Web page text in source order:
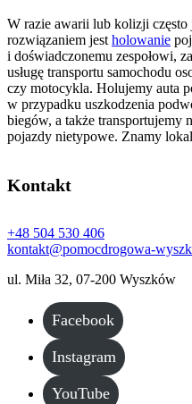
W razie awarii lub kolizji często
rozwiązaniem jestholowanie
i doświadczonemu zespołowi,
usługę transportu samochodu
czy motocykla. Holujemy auta
w przypadku uszkodzenia
biegów, a także transportujemy
pojazdy nietypowe. Znamy
Kontakt
+48 504 530 406
kontakt@pomocdrogowa-
ul. Miła 32, 07-200 Wyszków
Facebook
Instagram
YouTube